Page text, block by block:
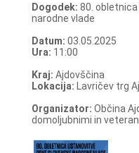
Dogodek: 80.
narodne vlade
Datum: 03.05.2025
Ura: 11:00
Kraj: Ajdovščina
Lokacija: Lavričev trg
Organizator: Občina
domoljubnimi in